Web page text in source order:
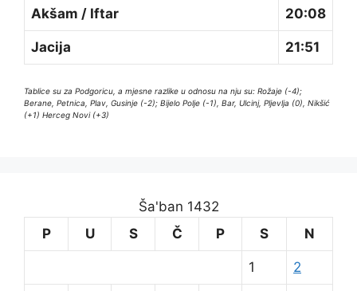
Akšam / Iftar 20:08
Jacija 21:51
Tablice su za Podgoricu, a mjesne razlike u odnosu na nju su: Rožaje (-4);
Berane, Petnica, Plav, Gusinje (-2); Bijelo Polje (-1), Bar, Ulcinj, Pljevlja (0), Nikšić
(+1) Herceg Novi (+3)
Ša'ban 1432
P
U S Č P S N
1 2